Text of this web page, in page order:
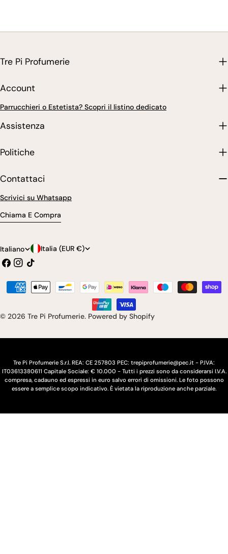
Tre Pi Profumerie
Account
Parrucchieri o Estetista? Scopri il listino dedicato
Assistenza
Politiche
Contattaci
Scrivici su Whatsapp
Chiama E Compra
L
i
n
u
Italiano
P
a
e
s
e
e
g
o
Italia (EUR €)
Facebook
Instagram
Tic
© 2026 Tre Pi Profumerie. Powered by Shopify
Modalità
Tre Pi Profumerie S.r.l. REA: CE 257803 PEC: trepiprofumerie@pec.it - P.IVA:
IT03613380611 Capitale Sociale: € 10.000 - Tutti i prezzi sono da considerarsi I.V.A.
compresa, cadauno ed espressi in euro salvo errori di omissioni. Le foto possono
essere a semplice scopo indicativo. È vietata la riproduzione anche parziale.